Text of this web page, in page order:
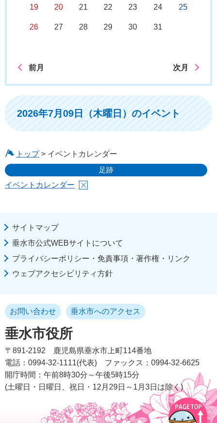
19 20 21 22 23 24 25
26 27 28 29 30 31
前月 次月
2026年7月09日（木曜日）のイベント
トップ> イベントカレンダー
足跡
イベントカレンダー
サイトマップ
垂水市公式WEBサイトについて
プライバシーポリシー・免責事項・著作権・リンク
ウェブアクセシビリティ方針
垂水市役所
お問い合わせ 垂水市へのアクセス
〒891-2192
鹿児島県垂水市上町114番地
電話：0994-32-1111(代表)
ファックス：0994-32-6625
開庁時間：午前8時30分～午後5時15分
(土曜日・日曜日、祝日・12月29日～1月3日は除く)